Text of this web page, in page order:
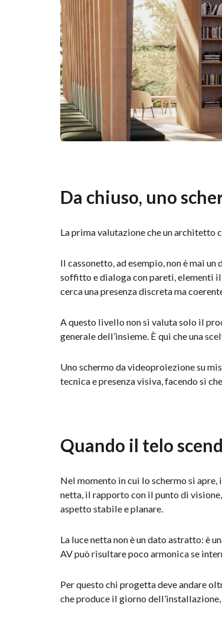
Da chiuso, uno
La prima valutazione che un architetto
Il cassonetto, ad esempio, non è mai
soffitto e dialoga con pareti, elementi
cerca una presenza discreta ma
A questo livello non si valuta solo il
generale dell’insieme. È qui che una
Uno schermo da videoproiezione su
tecnica e presenza visiva, facendo sì
Quando il telo
Nel momento in cui lo schermo si
netta, il rapporto con il punto di
aspetto stabile e planare.
La luce netta non è un dato astratto: è
AV può risultare poco armonica se
Per questo chi progetta deve andare
che produce il giorno